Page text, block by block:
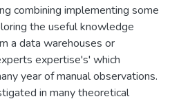
combining implementing some
the useful knowledge
a data warehouses or
expertise's' which
year of manual observations.
in many theoretical